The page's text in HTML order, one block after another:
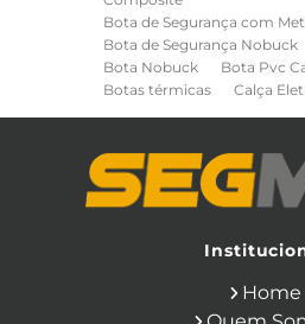
Bota de Segurança com
Bota de Segurança Nobuck
Bota Nobuck
Bota Pvc
Botas térmicas
Calça
Capa de Chuva
Cinto de Segurança para
Cinto de Seguranca
Cone
Equipamentos de
Ferramentas Eletricas
Ferramentas Isoladas
Home